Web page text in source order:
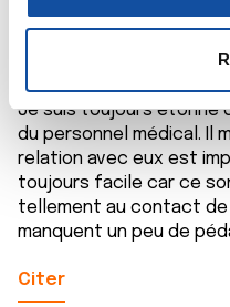
votre consentement à
déclaration sur les
Les cookies nous
et les annonces, d'offrir
médias sociaux et
partageons également
notre site avec nos
publicité et d'analyse, qui
avec d'autres
t
m
Je suis toujours étonné
du personnel médical. Il
relation avec eux est
toujours facile car ce
tellement au contact de
manquent un peu de
Citer